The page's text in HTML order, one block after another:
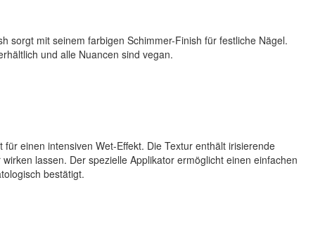
sorgt mit seinem farbigen Schimmer-Finish für festliche Nägel.
und alle Nuancen sind vegan.
einen intensiven Wet-Effekt. Die Textur enthält irisierende
lassen. Der spezielle Applikator ermöglicht einen einfachen
bestätigt.